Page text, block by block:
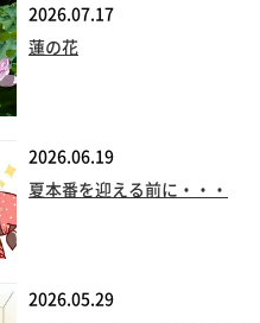
2026.07.17
蓮の花
2026.06.19
夏本番を迎える前に・・・
2026.05.29